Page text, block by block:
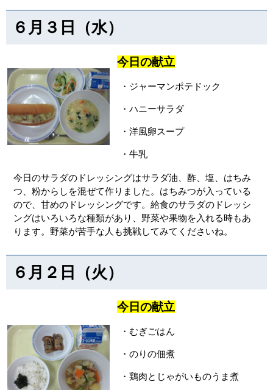
６月３日（水）
今日の献立
・ジャーマンポテドック
・ハニーサラダ
・洋風卵スープ
・牛乳
今日のサラダのドレッシングはサラダ油、酢、塩、はちみ
つ、粉からしを混ぜて作りました。はちみつが入っている
ので、甘めのドレッシングです。給食のサラダのドレッシ
ングはいろいろな種類があり、野菜や果物を入れる時もあ
ります。野菜が苦手な人も挑戦してみてくださいね。
６月２日（火）
今日の献立
・むぎごはん
・のりの佃煮
・鶏肉とじゃがいものうま煮